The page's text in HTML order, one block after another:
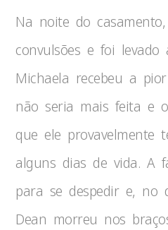
Na noite do
convulsões e foi levado
Michaela recebeu a
não seria mais feita e
que ele provavelmente
alguns dias de vida. A
para se despedir e, no
Dean morreu nos